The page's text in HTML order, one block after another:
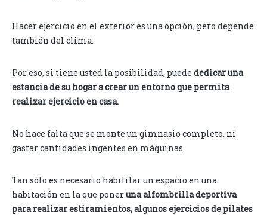
Hacer ejercicio en el exterior es una opción, pero depende
también del clima.
Por eso, si tiene usted la posibilidad, puede dedicar una
estancia de su hogar a crear un entorno que permita
realizar ejercicio en casa.
No hace falta que se monte un gimnasio completo, ni
gastar cantidades ingentes en máquinas.
Tan sólo es necesario habilitar un espacio en una
habitación en la que poneruna alfombrilla deportiva
para realizar estiramientos, algunos ejercicios de pilates